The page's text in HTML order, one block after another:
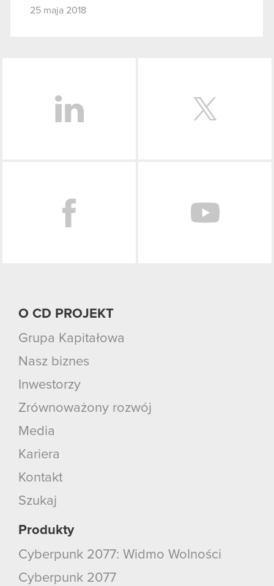
25 maja 2018
O CD PROJEKT
Grupa Kapitałowa
Nasz biznes
Inwestorzy
Zrównoważony rozwój
Media
Kariera
Kontakt
Szukaj
Produkty
Cyberpunk 2077: Widmo Wolności
Cyberpunk 2077